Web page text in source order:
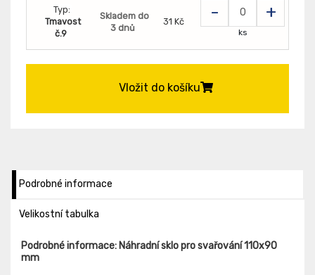
Typ:
Tmavost
č.9
Skladem do
3 dnů
31 Kč - +
ks
Vložit do košíku
Podrobné informace
Velikostní tabulka
Podrobné informace: Náhradní sklo pro svařování 110x90
mm